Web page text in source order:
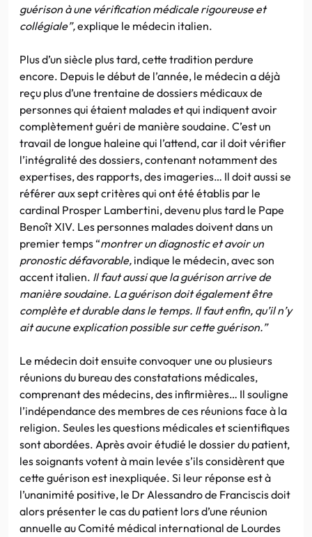
guérison à une vérification médicale rigoureuse et
collégiale”,explique le médecin italien.
Plus d’un siècle plus tard, cette tradition perdure
encore. Depuis le début de l’année, le médecin a déjà
reçu plus d’une trentaine de dossiers médicaux de
personnes qui étaient malades et qui indiquent avoir
complètement guéri de manière soudaine. C’est un
travail de longue haleine qui l’attend, car il doit vérifier
l’intégralité des dossiers, contenant notamment des
expertises, des rapports, des imageries… Il doit aussi se
référer aux sept critères qui ont été établis par le
cardinal Prosper Lambertini, devenu plus tard le Pape
Benoît XIV. Les personnes malades doivent dans un
premier temps “montrer un diagnostic et avoir un
pronostic défavorable, indique le médecin, avec son
accent italien. Il faut aussi que la guérison arrive de
manière soudaine. La guérison doit également être
complète et durable dans le temps. Il faut enfin, qu’il n’y
ait aucune explication possible sur cette guérison.”
Le médecin doit ensuite convoquer une ou plusieurs
réunions du bureau des constatations médicales,
comprenant des médecins, des infirmières… Il souligne
l’indépendance des membres de ces réunions face à la
religion. Seules les questions médicales et scientifiques
sont abordées. Après avoir étudié le dossier du patient,
les soignants votent à main levée s’ils considèrent que
cette guérison est inexpliquée. Si leur réponse est à
l’unanimité positive, le Dr Alessandro de Franciscis doit
alors présenter le cas du patient lors d’une réunion
annuelle au Comité médical international de Lourdes